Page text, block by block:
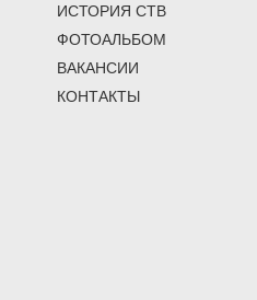
ИСТОРИЯ СТВ
ФОТОАЛЬБОМ
ВАКАНСИИ
КОНТАКТЫ